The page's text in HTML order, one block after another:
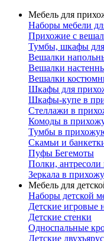
Мебель для
Наборы мебели
Прихожие с
Тумбы, шкафы
Вешалки
Вешалки
Вешалки
Шкафы для
Шкафы-купе в
Стеллажи в
Комоды в
Тумбы в
Скамьи и
Пуфы Бегемоты
Полки,
Зеркала в
Мебель для
Наборы детской
Детские игровые
Детские стенки
Односпальные
Детские